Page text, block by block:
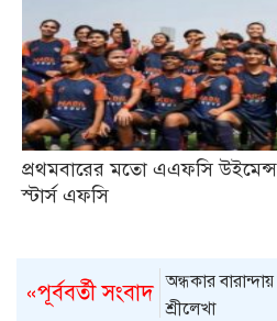
প্রথমবারের মতো এএফসি উইমেন্স
স্টার্স এফসি
«পূর্ববর্তী সংবাদ অন্ধকার
শ্রীলেখা